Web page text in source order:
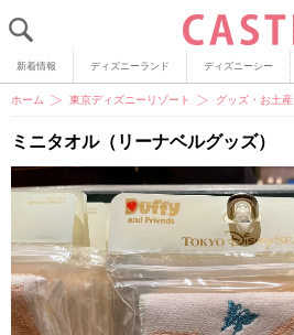
新着情報 ディズニーランド ディズニーシー
ホーム 東京ディズニーリゾート グッズ・お土産
ミニタオル（リーナベルグッズ）